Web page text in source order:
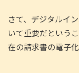
さて、デジタルイ
いて重要だという
在の請求書の電子